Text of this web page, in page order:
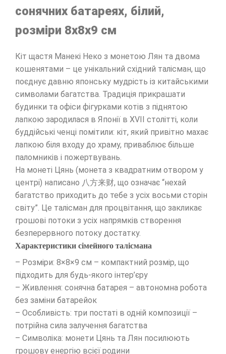
сонячних батареях, білий,
розміри 8х8х9 см
Кіт щастя Манекі Неко з монетою Лян та двома
кошенятами – це унікальний східний талісман, що
поєднує давню японську мудрість із китайськими
символами багатства. Традиція прикрашати
будинки та офіси фігурками котів з піднятою
лапкою зародилася в Японії в XVII столітті, коли
буддійські ченці помітили: кіт, який привітно махає
лапкою біля входу до храму, приваблює більше
паломників і пожертвувань.
На монеті Цянь (монета з квадратним отвором у
центрі) написано 八方来财, що означає “нехай
багатство приходить до тебе з усіх восьми сторін
світу”. Це талісман для процвітання, що закликає
грошові потоки з усіх напрямків створення
безперервного потоку достатку.
Характеристики сімейного талісмана
– Розміри: 8×8×9 см – компактний розмір, що
підходить для будь-якого інтер’єру
– Живлення: сонячна батарея – автономна робота
без заміни батарейок
– Особливість: три постаті в одній композиції –
потрійна сила залучення багатства
– Символіка: монети Цянь та Лян посилюють
грошову енергію всієї родини